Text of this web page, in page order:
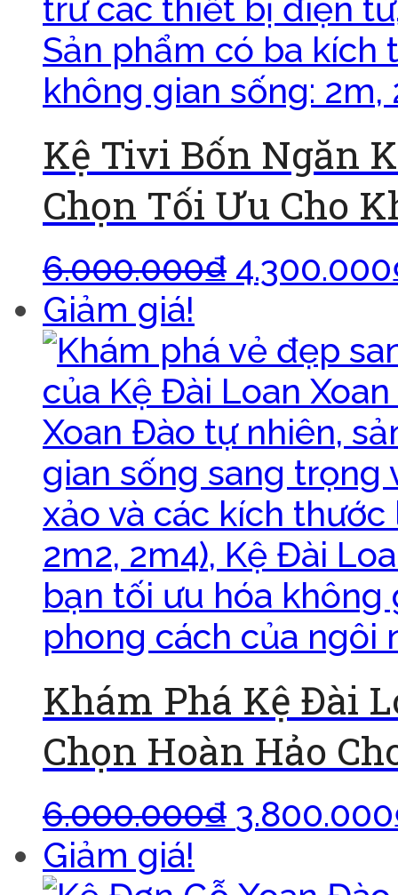
Kệ Tivi Bốn Ngăn
Chọn Tối Ưu Cho
6.000.000₫ 4.300.000
Giảm giá!
Khám Phá Kệ Đài
Chọn Hoàn Hảo
6.000.000₫ 3.800.000
Giảm giá!